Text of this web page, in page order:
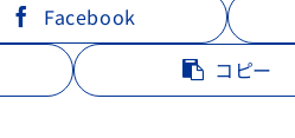
Facebook
コピー